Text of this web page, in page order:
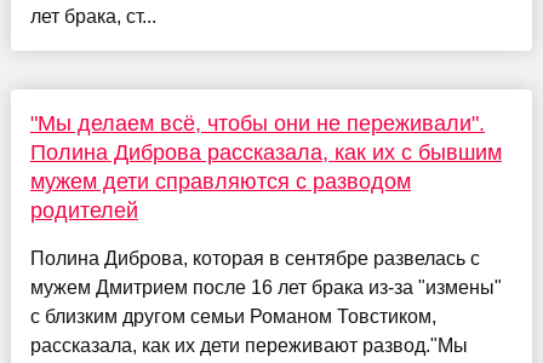
лет брака, ст...
"Мы делаем всё, чтобы они не переживали".
Полина Диброва рассказала, как их с бывшим
мужем дети справляются с разводом
родителей
Полина Диброва, которая в сентябре развелась с
мужем Дмитрием после 16 лет брака из-за "измены"
с близким другом семьи Романом Товстиком,
рассказала, как их дети переживают развод."Мы